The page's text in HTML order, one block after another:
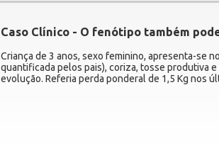
Caso Clínico - O fenótipo também
Criança de 3 anos, sexo feminino, apresenta-se
quantificada pelos pais), coriza, tosse produtiva
evolução. Referia perda ponderal de 1,5 Kg nos